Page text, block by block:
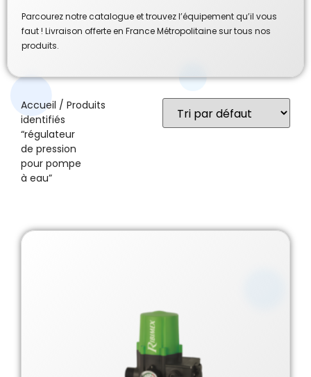
Parcourez notre catalogue et trouvez l’équipement qu’il vous
faut ! Livraison offerte en France Métropolitaine sur tous nos
produits.
Accueil / Produits
identifiés
“régulateur
de pression
pour pompe
à eau”